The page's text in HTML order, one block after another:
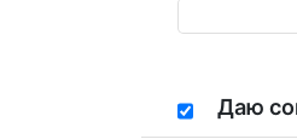
Даю